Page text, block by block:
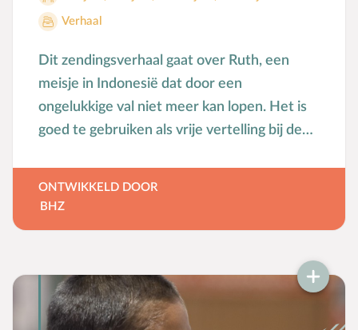
Verhaal
Dit zendingsverhaal gaat over Ruth, een
meisje in Indonesië dat door een
ongelukkige val niet meer kan lopen. Het is
goed te gebruiken als vrije vertelling bij de
ONTWIKKELD DOOR
BHZ